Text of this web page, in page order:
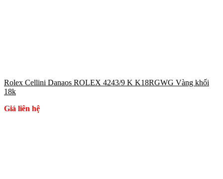
Rolex Cellini Danaos ROLEX 4243/9 K K18RGWG Vàng khối
18k
Giá liên hệ